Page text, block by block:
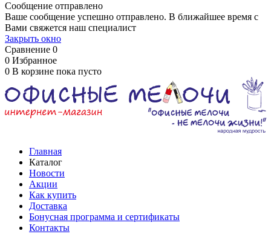
Сообщение отправлено
Ваше сообщение успешно отправлено. В ближайшее время с
Вами свяжется наш специалист
Закрыть окно
Сравнение 0
0 Избранное
0 В корзине пока пусто
Главная
Каталог
Новости
Акции
Как купить
Доставка
Бонусная программа и сертификаты
Контакты